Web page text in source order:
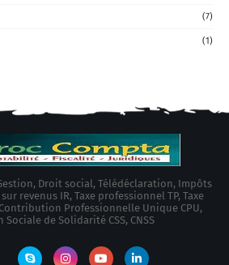
(7)
(1)
Droit social, Télédéclaration, Impôts
revenus IR, Taxe professionnel TP, Taxe
Professionnelle Unique CPU,
de Solidarité CSS, CNSS